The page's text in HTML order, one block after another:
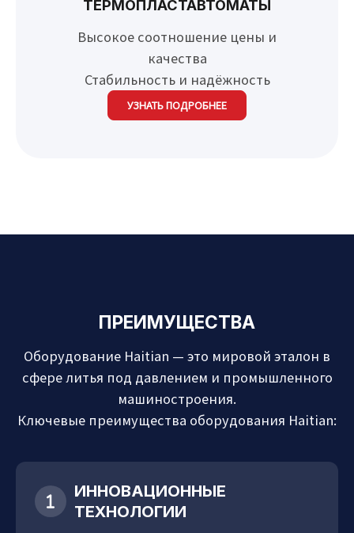
ТЕРМОПЛАСТАВТОМАТЫ
Высокое соотношение цены и
качества
Стабильность и надёжность
УЗНАТЬ ПОДРОБНЕЕ
ПРЕИМУЩЕСТВА
Оборудование Haitian — это мировой эталон в
сфере литья под давлением и промышленного
машиностроения.
Ключевые преимущества оборудования Haitian:
ИННОВАЦИОННЫЕ
ТЕХНОЛОГИИ